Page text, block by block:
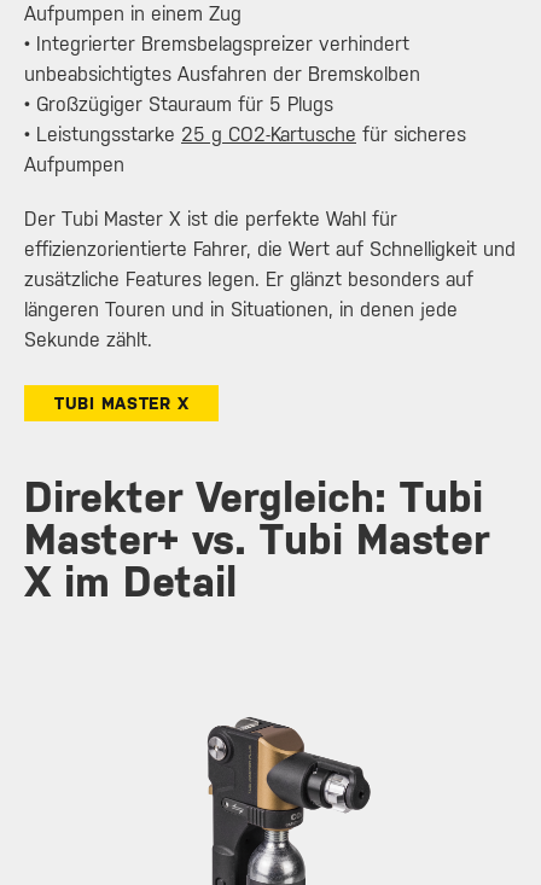
Aufpumpen in einem Zug
• Integrierter Bremsbelagspreizer verhindert
unbeabsichtigtes Ausfahren der Bremskolben
• Großzügiger Stauraum für 5 Plugs
• Leistungsstarke 25 g CO2-Kartusche für sicheres
Aufpumpen
Der Tubi Master X ist die perfekte Wahl für
effizienzorientierte Fahrer, die Wert auf Schnelligkeit und
zusätzliche Features legen. Er glänzt besonders auf
längeren Touren und in Situationen, in denen jede
Sekunde zählt.
TUBI MASTER X
Direkter Vergleich: Tubi
Master+ vs. Tubi Master
X im Detail